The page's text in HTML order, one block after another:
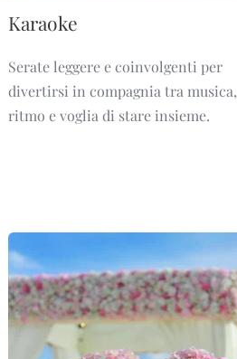
Karaoke
Serate leggere e coinvolgenti per
divertirsi in compagnia tra musica,
ritmo e voglia di stare insieme.